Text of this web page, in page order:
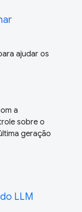
ajudar os
a
sobre o
geração
LLM